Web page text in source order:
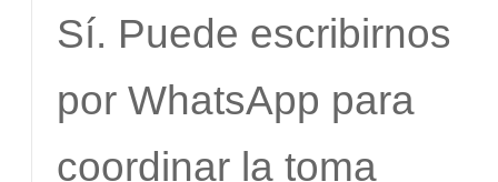
Sí. Puede escribirnos
por WhatsApp para
coordinar la toma